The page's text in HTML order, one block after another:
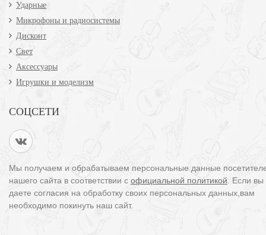
Ударные
Микрофоны и радиосистемы
Дисконт
Свет
Аксессуары
Игрушки и моделизм
СОЦСЕТИ
Мы получаем и обрабатываем персональные данные
нашего сайта в соответствии с официальной политикой . Если
даете согласия на обработку своих персональных данных,вам
необходимо покинуть наш сайт.